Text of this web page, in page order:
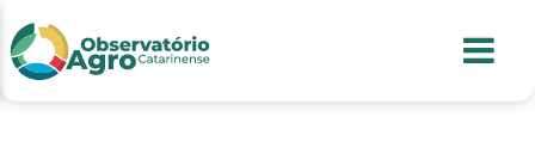
2
3
4